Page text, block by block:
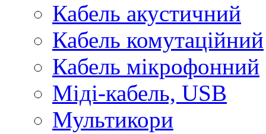
Кабель акустичний
Кабель комутаційний
Кабель мікрофонний
Міді-кабель, USB
Мультикори